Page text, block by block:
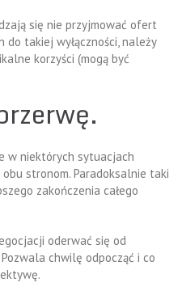
się nie przyjmować ofert
do takiej wyłączności, należy
korzyści (mogą być
w niektórych sytuacjach
stronom. Paradoksalnie taki
zakończenia całego
oderwać się od
chwilę odpocząć i co